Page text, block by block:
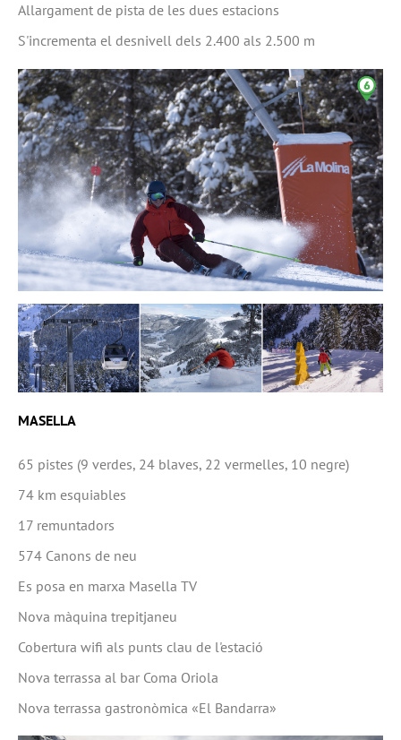
Allargament de pista de les dues estacions
S'incrementa el desnivell dels 2.400 als 2.500 m
MASELLA
65 pistes (9 verdes, 24 blaves, 22 vermelles, 10 negre)
74 km esquiables
17 remuntadors
574 Canons de neu
Es posa en marxa Masella TV
Nova màquina trepitjaneu
Cobertura wifi als punts clau de l'estació
Nova terrassa al bar Coma Oriola
Nova terrassa gastronòmica «El Bandarra»